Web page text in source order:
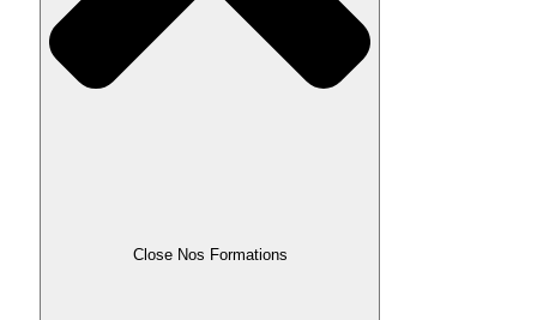
Close Nos Formations